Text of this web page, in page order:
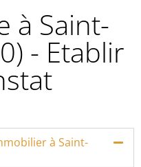
à Saint-
- Etablir
à Saint-